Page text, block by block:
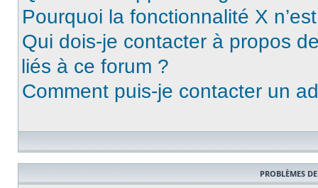
Pourquoi la fonctionnalité X
Qui dois-je contacter à propos
liés à ce forum ?
Comment puis-je contacter un
PROBLÈMES